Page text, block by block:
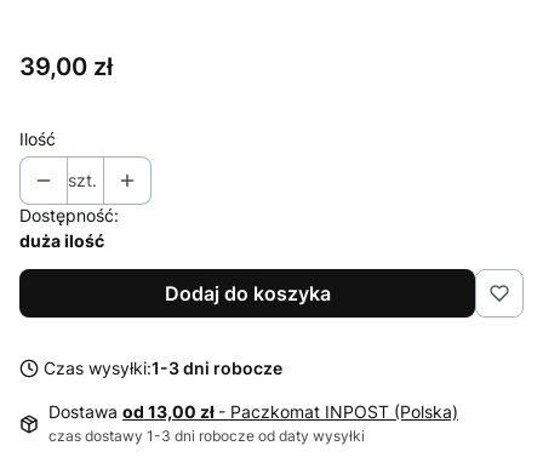
Cena
39,00 zł
Ilość
szt.
Dostępność:
duża ilość
Dodaj do koszyka
Czas wysyłki:1-3 dni robocze
Dostawa od 13,00 zł - Paczkomat INPOST (Polska)
czas dostawy 1-3 dni robocze od daty wysyłki